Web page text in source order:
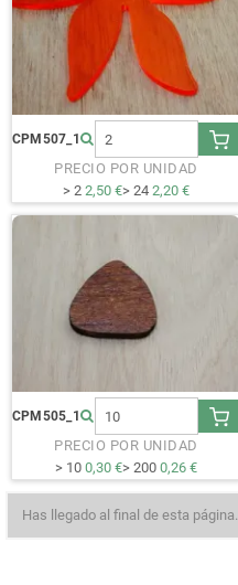
CPM507_1
PRECIO POR UNIDAD
> 2 2,50 €> 24 2,20 €
CPM505_1
PRECIO POR UNIDAD
> 10 0,30 €> 200 0,26 €
Has llegado al final de esta página.